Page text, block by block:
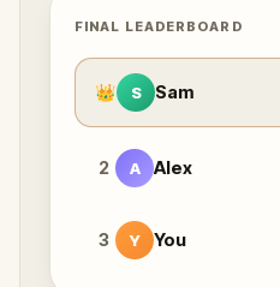
FINAL LEADERBOARD
👑 S Sam
2 A Alex
3 Y You